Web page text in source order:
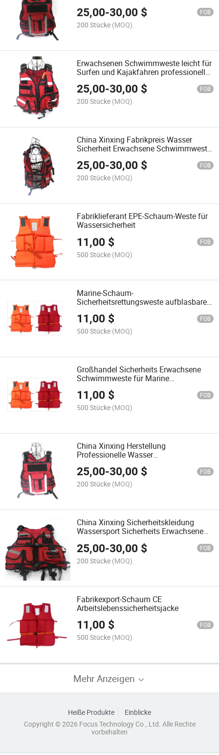
25,00-30,00 $ FOB
200 Stücke (MOQ)
Erwachsenen Schwimmweste leicht für
Surfen und Kajakfahren professionelle
Weste mit reflektierenden Streifen
25,00-30,00 $ FOB
200 Stücke (MOQ)
China Xinxing Fabrikpreis Wasser
Sicherheit Erwachsene Schwimmweste
mit reflektierenden Streifen
25,00-30,00 $ FOB
200 Stücke (MOQ)
Fabriklieferant EPE-Schaum-Weste für
Wassersicherheit
11,00 $ FOB
500 Stücke (MOQ)
Marine-Schaum-
Sicherheitsrettungsweste aufblasbare
Schwimmweste Rettungsweste
11,00 $ FOB
500 Stücke (MOQ)
Großhandel Sicherheits Erwachsene
Schwimmweste für Marine
anpassbares Logo
11,00 $ FOB
500 Stücke (MOQ)
China Xinxing Herstellung
Professionelle Wasser
Sicherheitsrettung Lebensrettungs
Oxford Schwimmen Surfen
Schwimmweste
25,00-30,00 $ FOB
200 Stücke (MOQ)
China Xinxing Sicherheitskleidung
Wassersport Sicherheits Erwachsene
25,00-30,00 $ FOB
200 Stücke (MOQ)
Fabrikexport-Schaum CE
Arbeitslebenssicherheitsjacke
11,00 $ FOB
500 Stücke (MOQ)
Mehr Anzeigen
Heiße Produkte
Einblicke
Copyright © 2026 Focus Technology Co., Ltd. Alle Rechte
vorbehalten